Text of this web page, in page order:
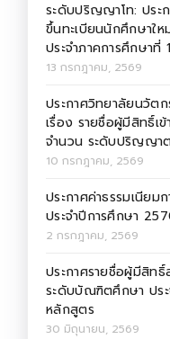
ระดับปริญญาโท: ประ
ขึ้นทะเบียนนักศึกษาใ
ประจำภาคการศึกษาที่
13 กรกฎาคม, 2569
ประกาศวิทยาลัยนวัต
เรื่อง รายชื่อผู้มีสิทธิ์เ
จำนวน ระดับปริญญา
10 กรกฎาคม, 2569
ประกาศค่าธรรมเนีย
ประจำปีการศึกษา
2 กรกฎาคม, 2569
ประกาศรายชื่อผู้มีสิท
ระดับบัณฑิตศึกษา ปร
หลักสูตร
30 มิถุนายน, 2569